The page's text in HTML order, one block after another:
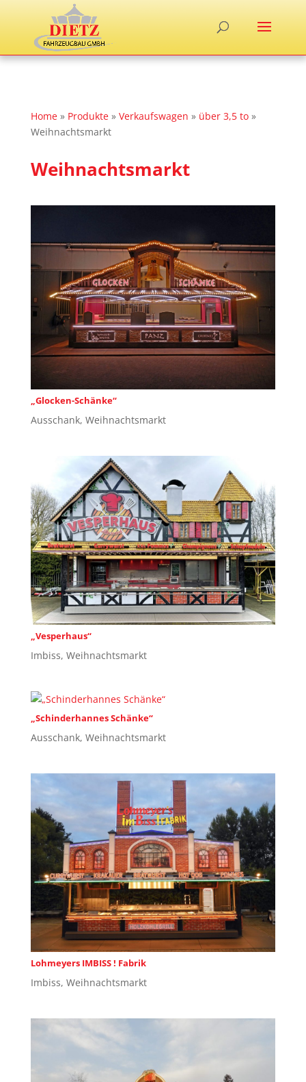
Home» Produkte» Verkaufswagen » über 3,5 to»
Weihnachtsmarkt
Weihnachtsmarkt
„Glocken-Schänke“
Ausschank, Weihnachtsmarkt
„Vesperhaus“
Imbiss, Weihnachtsmarkt
„Schinderhannes Schänke“
Ausschank, Weihnachtsmarkt
Lohmeyers IMBISS ! Fabrik
Imbiss, Weihnachtsmarkt